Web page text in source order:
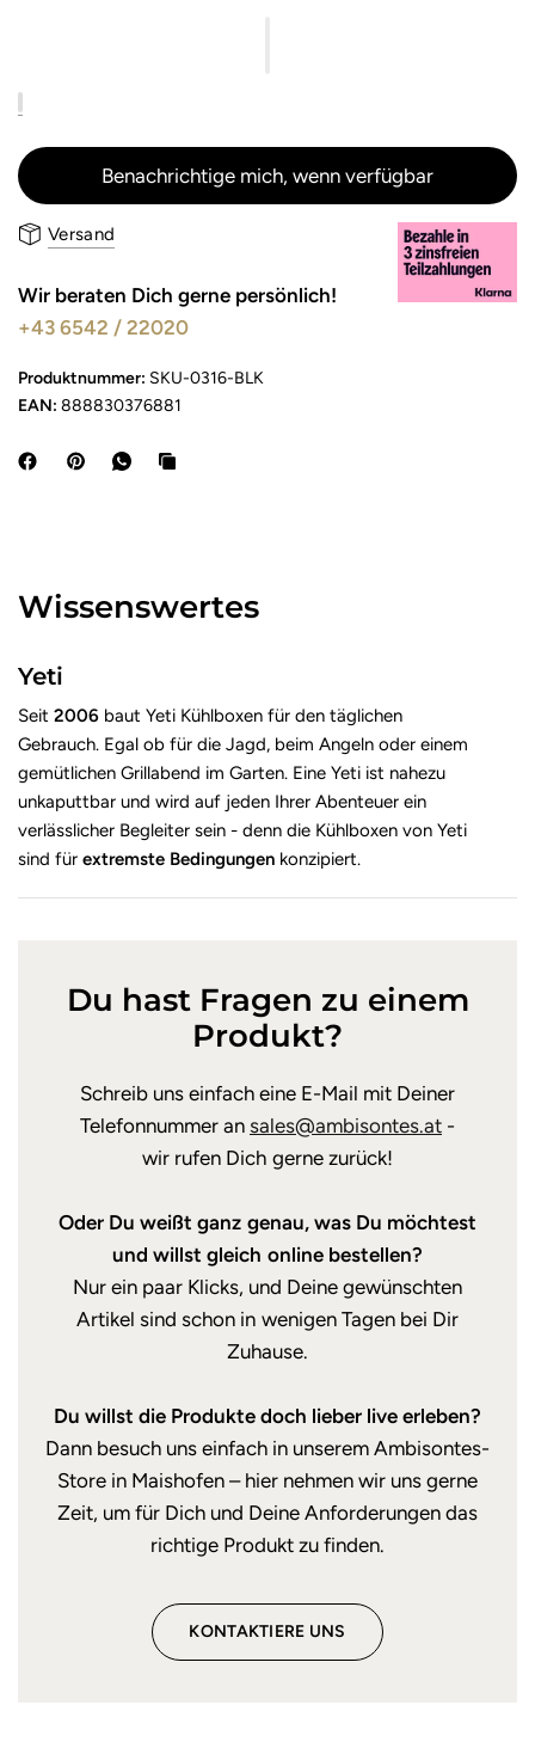
Benachrichtige mich, wenn verfügbar
Versand
Wir beraten Dich gerne persönlich!
+43 6542 / 22020
Produktnummer: SKU-0316-BLK
EAN: 888830376881
Wissenswertes
Yeti
Seit2006 baut Yeti Kühlboxen für den täglichen
Gebrauch. Egal ob für die Jagd, beim Angeln oder einem
gemütlichen Grillabend im Garten. Eine Yeti ist nahezu
unkaputtbar und wird auf jeden Ihrer Abenteuer ein
verlässlicher Begleiter sein - denn die Kühlboxen von Yeti
sind fürextremste Bedingungen konzipiert.
Du hast Fragen zu einem
Produkt?
Schreib uns einfach eine E-Mail mit Deiner
Telefonnummer an sales@ambisontes.at -
wir rufen Dich gerne zurück!
Oder Du weißt ganz genau, was Du möchtest
und willst gleich online bestellen?
Nur ein paar Klicks, und Deine gewünschten
Artikel sind schon in wenigen Tagen bei Dir
Zuhause.
Du willst die Produkte doch lieber live erleben?
Dann besuch uns einfach in unserem Ambisontes-
Store in Maishofen – hier nehmen wir uns gerne
Zeit, um für Dich und Deine Anforderungen das
richtige Produkt zu finden.
KONTAKTIERE UNS